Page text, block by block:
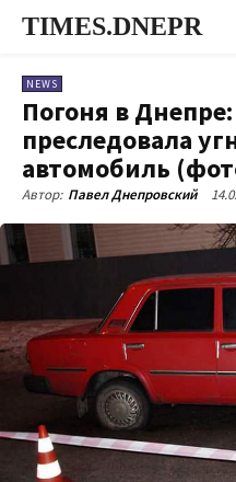
TIMES.DNEPR
NEWS
Погоня в
преследовала
автомобиль
Автор: Павел Днепровский